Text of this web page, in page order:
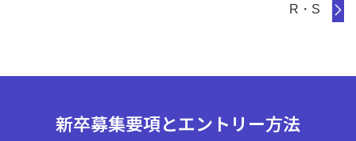
R・S
新卒募集要項とエントリー方法